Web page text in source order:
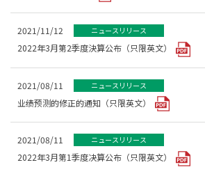
2021/11/12 ニュースリリース
2022年3月第2季度決算公布（只限英文）
2021/08/11 ニュースリリース
业绩预测的修正的通知（只限英文）
2021/08/11 ニュースリリース
2022年3月第1季度决算公布（只限英文）